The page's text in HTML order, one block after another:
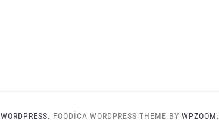
WORDPRESS. FOODICA WORDPRESS THEME BY WPZOOM.